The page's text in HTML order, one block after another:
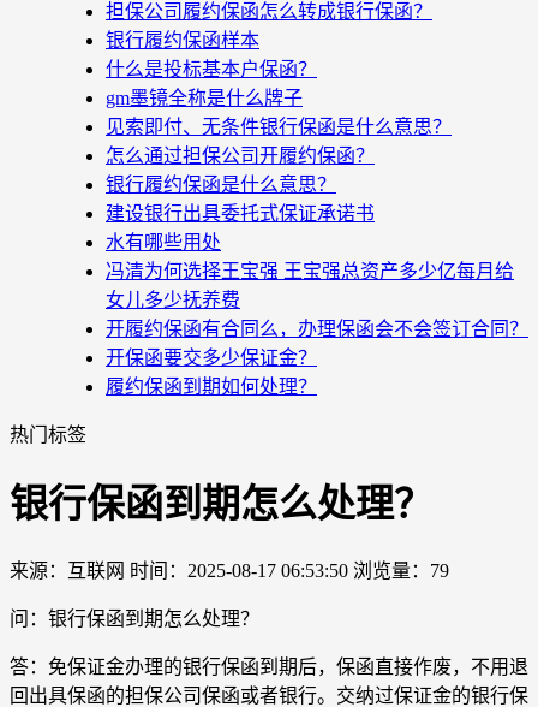
担保公司履约保函怎么转成银行保函？
银行履约保函样本
什么是投标基本户保函？
gm墨镜全称是什么牌子
见索即付、无条件银行保函是什么意思？
怎么通过担保公司开履约保函？
银行履约保函是什么意思？
建设银行出具委托式保证承诺书
水有哪些用处
冯清为何选择王宝强 王宝强总资产多少亿每月给
女儿多少抚养费
开履约保函有合同么，办理保函会不会签订合同？
开保函要交多少保证金？
履约保函到期如何处理？
热门标签
银行保函到期怎么处理？
来源：互联网 时间：2025-08-17 06:53:50 浏览量：79
问：银行保函到期怎么处理？
答：免保证金办理的银行保函到期后，保函直接作废，不用退
回出具保函的担保公司保函或者银行。交纳过保证金的银行保